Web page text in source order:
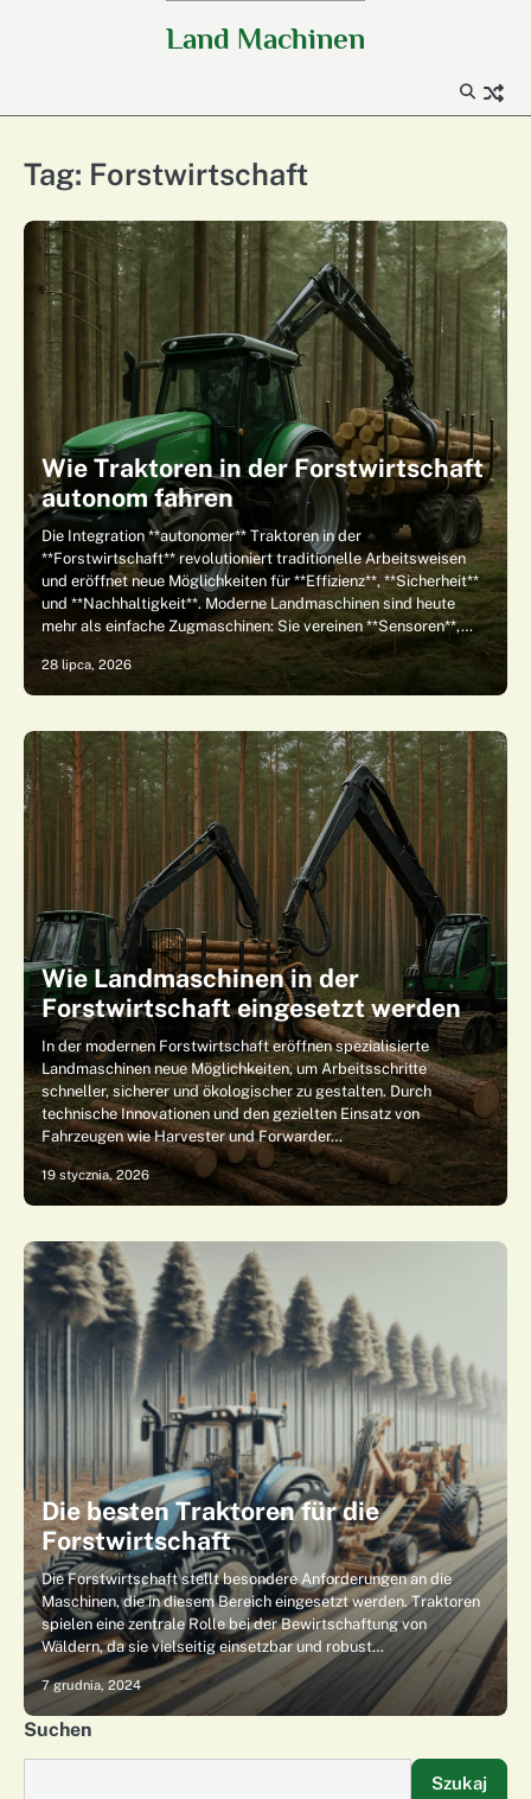
Land Machinen
Tag: Forstwirtschaft
Wie Traktoren in der Forstwirtschaft
autonom fahren
Die Integration **autonomer** Traktoren in der
**Forstwirtschaft** revolutioniert traditionelle Arbeitsweisen
und eröffnet neue Möglichkeiten für **Effizienz**, **Sicherheit**
und **Nachhaltigkeit**. Moderne Landmaschinen sind heute
mehr als einfache Zugmaschinen: Sie vereinen **Sensoren**,…
28 lipca, 2026
Wie Landmaschinen in der
Forstwirtschaft eingesetzt werden
In der modernen Forstwirtschaft eröffnen spezialisierte
Landmaschinen neue Möglichkeiten, um Arbeitsschritte
schneller, sicherer und ökologischer zu gestalten. Durch
technische Innovationen und den gezielten Einsatz von
Fahrzeugen wie Harvester und Forwarder…
19 stycznia, 2026
Die besten Traktoren für die
Forstwirtschaft
Die Forstwirtschaft stellt besondere Anforderungen an die
Maschinen, die in diesem Bereich eingesetzt werden. Traktoren
spielen eine zentrale Rolle bei der Bewirtschaftung von
Wäldern, da sie vielseitig einsetzbar und robust…
7 grudnia, 2024
Suchen
Szukaj